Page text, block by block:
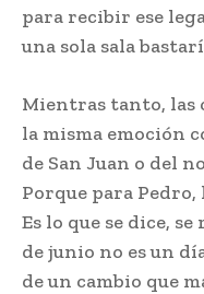
para recibir ese
una sola sala
Mientras tanto, las
la misma emoción
de San Juan o del
Porque para
Es lo que se dice,
de junio no es un
de un cambio que